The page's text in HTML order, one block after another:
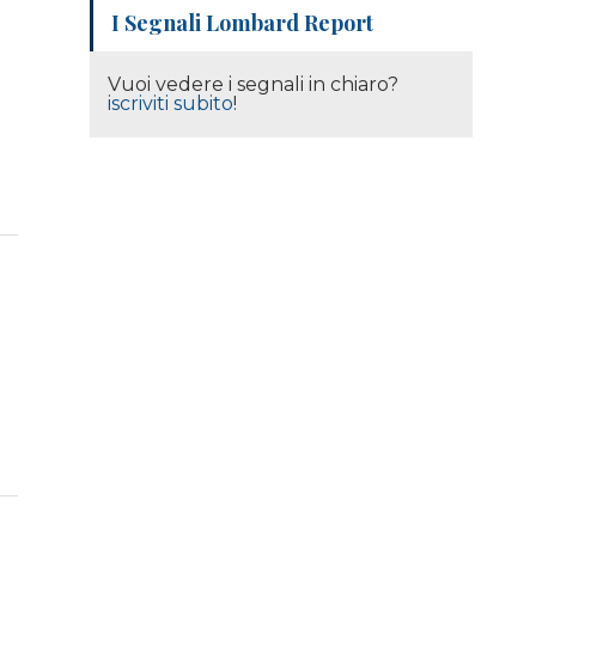
I Segnali Lombard Report
Vuoi vedere i segnali in chiaro?
iscriviti subito!